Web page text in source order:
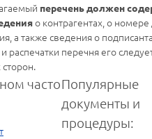
перечень должен
о контрагентах, о
а также сведения о
распечатки перечня его
частоПопулярные
документы и
процедуры: